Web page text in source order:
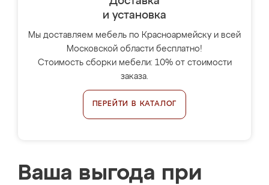
и установка
Мы доставляем мебель по Красноармейску и всей
Московской области бесплатно!
Стоимость сборки мебели: 10% от стоимости
заказа.
ПЕРЕЙТИ В КАТАЛОГ
Ваша выгода при